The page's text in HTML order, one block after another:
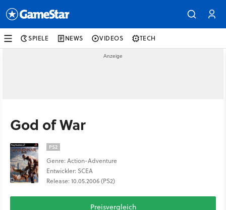
SPIELE NEWS VIDEOS TECH
God of War
PS2
Genre: Action-Adventure
Entwickler: SCEA
Release: 10.05.2006 (PS2)
Preisvergleich